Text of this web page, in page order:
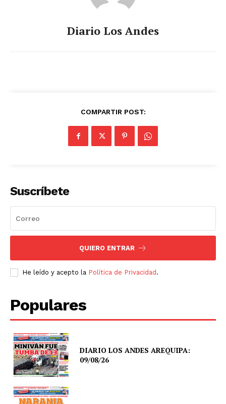
Diario Los Andes
COMPARTIR POST:
Suscríbete
QUIERO ENTRAR
He leído y acepto la Política de Privacidad .
Populares
DIARIO LOS ANDES AREQUIPA:
09/08/26